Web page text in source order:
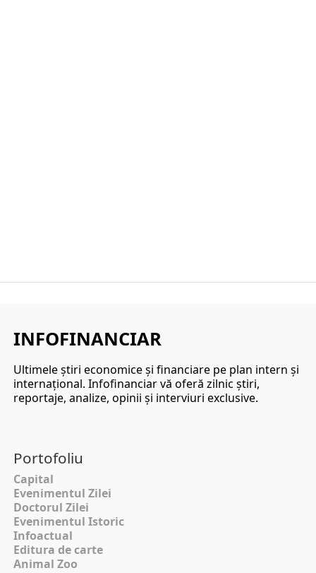
INFOFINANCIAR
Ultimele ştiri economice şi financiare pe plan intern şi
internaţional. Infofinanciar vă oferă zilnic ştiri,
reportaje, analize, opinii şi interviuri exclusive.
Portofoliu
Capital
Evenimentul Zilei
Doctorul Zilei
Evenimentul Istoric
Infoactual
Editura de carte
Animal Zoo